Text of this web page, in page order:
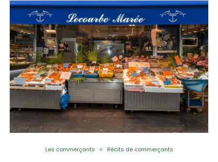
Les commerçants Récits de commerçants